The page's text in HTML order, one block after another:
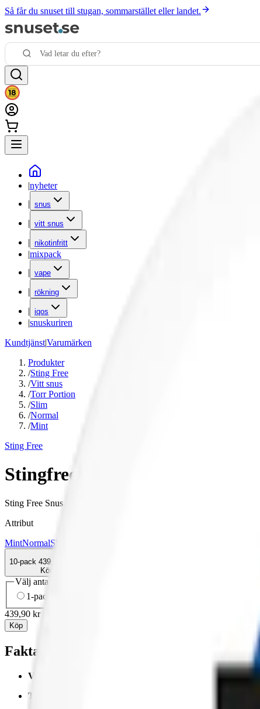
Så får du snuset till stugan, sommarstället eller landet.
|nyheter
| snus
| vitt snus
| nikotinfritt
|mixpack
| vape
| rökning
| iqos
|snuskuriren
Kundtjänst|Varumärken
Produkter
/Sting Free
/Vitt snus
/Torr Portion
/Slim
/Normal
/Mint
Sting Free
Stingfree Blue Mint
Sting Free Snus är ett vitt snus med mintsmak och ett
Attribut
MintNormalSlim
10-pack 439,90 kr
Köp
Välj antal dosor
1-pack
439,90 kr
Köp
Fakta om Stingfree Blue Mint Slim Vitt
Varumärke:
Tillverkare: